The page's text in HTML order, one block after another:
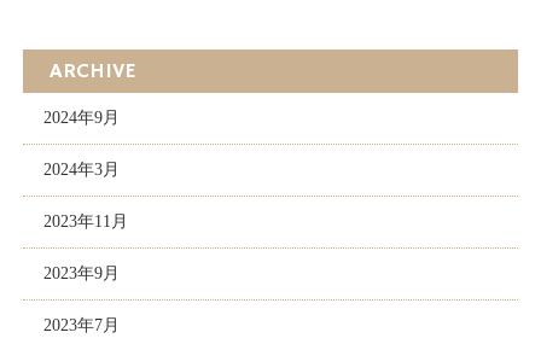
ARCHIVE
2024年9月
2024年3月
2023年11月
2023年9月
2023年7月